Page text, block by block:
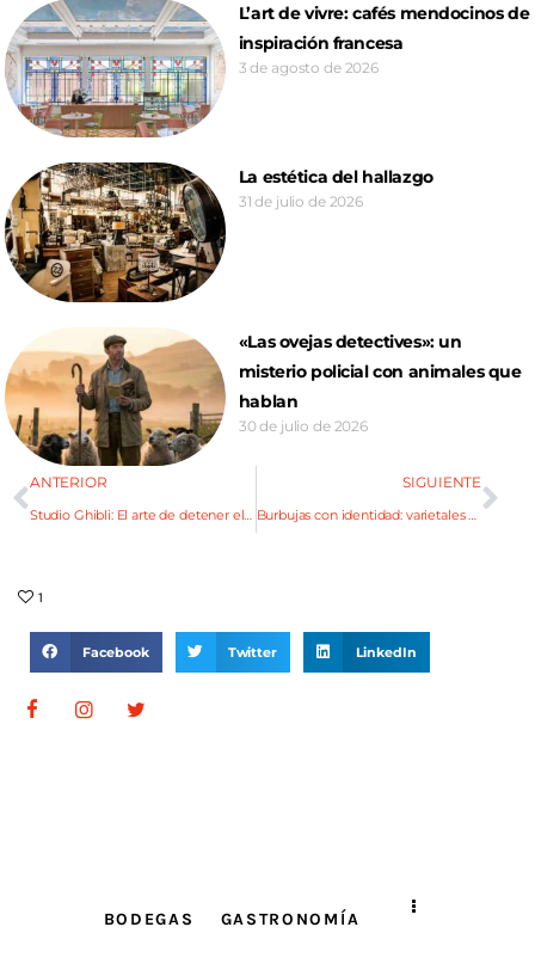
L’art de vivre: cafés mendocinos de
inspiración francesa
3 de agosto de 2026
La estética del hallazgo
31 de julio de 2026
«Las ovejas detectives»: un
misterio policial con animales que
hablan
30 de julio de 2026
ANTERIOR
Studio Ghibli: El arte de detener el tiempo
SIGUIENTE
Burbujas con identidad: varietales que dan vida a los espumantes mendocinos
1
Facebook Twitter LinkedIn
BODEGAS GASTRONOMÍA